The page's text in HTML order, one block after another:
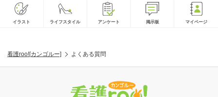
イラスト ライフスタイル アンケート 掲示板 マイページ
看護roo![カンゴルー] よくある質問